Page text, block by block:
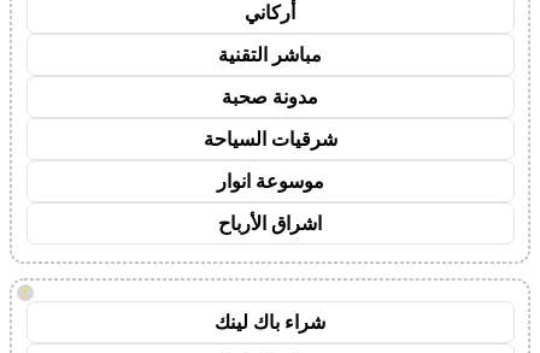
أركاني
مباشر التقنية
مدونة صحبة
شرقيات السياحة
موسوعة انوار
اشراق الأرباح
!
شراء باك لينك